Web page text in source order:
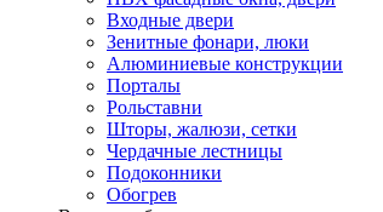
Входные двери
Зенитные фонари, люки
Алюминиевые конструкции
Порталы
Рольставни
Шторы, жалюзи, сетки
Чердачные лестницы
Подоконники
Обогрев